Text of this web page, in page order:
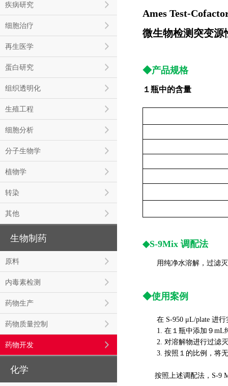
疾病研究
细胞治疗
再生医学
蛋白研究
组织透明化
生殖工程
细胞分析
分子生物学
植物学
转染
其他
生物制药
原料
内毒素检测
药物生产
药物质量控制
药物开发
化学
Ames Test-
微生物检测突变源
◆产品规格
１瓶中的含量
◆S-9Mix 调配法
用纯净水溶解，过滤灭
◆使用案例
在 S-950 μL/plate 进行
1. 在１瓶中添加９mL
2. 对溶解物进行过滤
3. 按照１的比例，将无
按照上述调配法，S-9